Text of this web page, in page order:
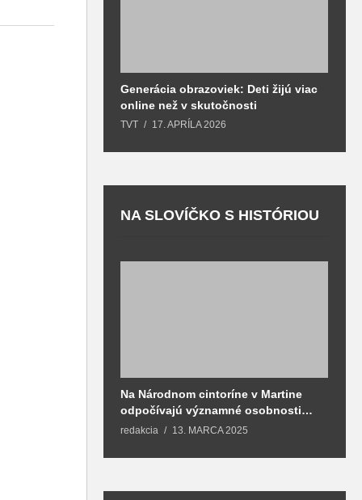
Generácia obrazoviek: Deti žijú viac
online než v skutočnosti
TVT 17. APRÍLA 2026
NA SLOVÍČKO S HISTÓRIOU
Na Národnom cintoríne v Martine
odpočívajú významné osobnosti
spojené aj s mestom Martin
redakcia 13. MARCA 2025